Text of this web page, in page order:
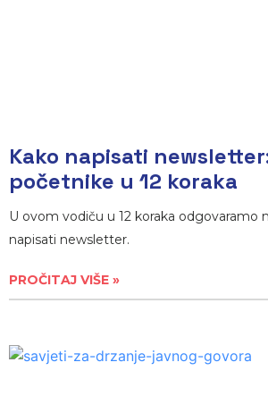
Kako napisati
početnike u 12 koraka
U ovom vodiču u 12 koraka odgovaramo
napisati newsletter.
PROČITAJ VIŠE »